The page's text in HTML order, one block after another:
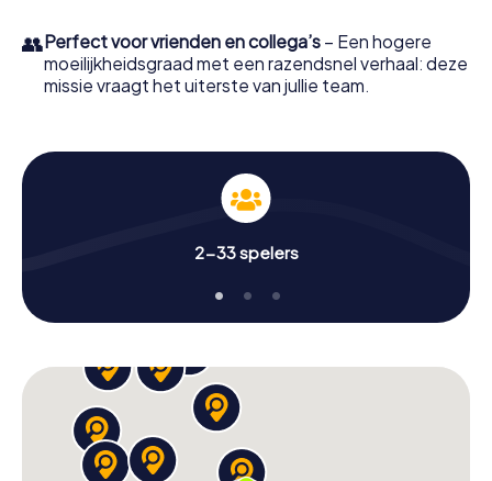
👥Perfect voor vrienden en collega’s – Een hogere
moeilijkheidsgraad met een razendsnel verhaal: deze
missie vraagt het uiterste van jullie team.
2-33 spelers